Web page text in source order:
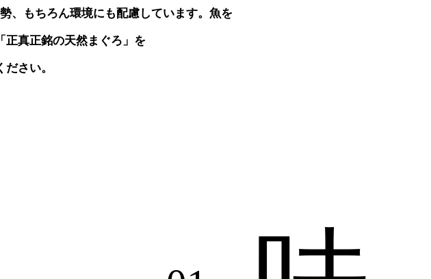
、もちろん環境にも配慮しています。魚を
正真正銘の天然まぐろ」を
さい。